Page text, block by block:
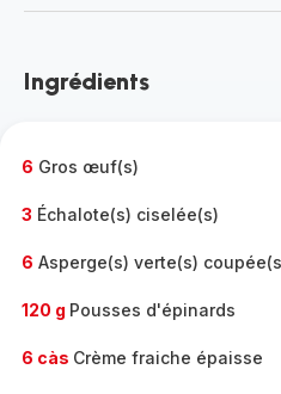
-
gamme
Ingrédients
6 Gros œuf(s)
3 Échalote(s) ciselée(s)
6 Asperge(s) verte(s)
120 g Pousses d'épinards
6 càs Crème fraiche épaisse